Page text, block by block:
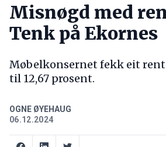
Misnøgd med
Tenk på Ekornes
Møbelkonsernet fekk eit
til 12,67 prosent.
OGNE ØYEHAUG
06.12.2024